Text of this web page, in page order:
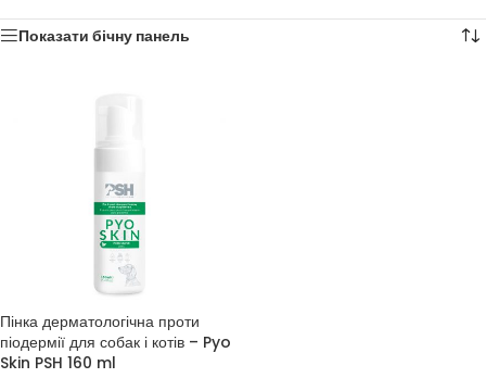
Показати бічну панель
Пінка дерматологічна проти
піодермії для собак і котів – Pyo
Skin PSH 160 ml